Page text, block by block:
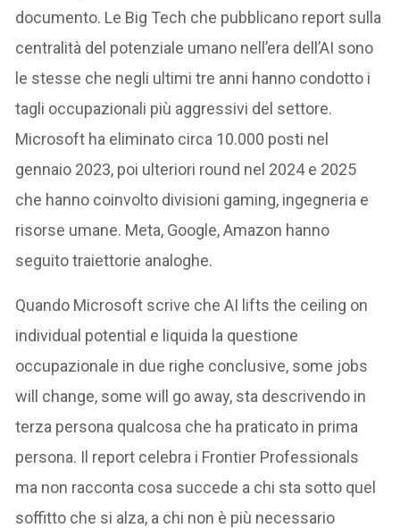
documento. Le Big Tech che pubblicano report sulla
centralità del potenziale umano nell’era dell’AI sono
le stesse che negli ultimi tre anni hanno condotto i
tagli occupazionali più aggressivi del settore.
Microsoft ha eliminato circa 10.000 posti nel
gennaio 2023, poi ulteriori round nel 2024 e 2025
che hanno coinvolto divisioni gaming, ingegneria e
risorse umane. Meta, Google, Amazon hanno
seguito traiettorie analoghe.
Quando Microsoft scrive che AI lifts the ceiling on
individual potential e liquida la questione
occupazionale in due righe conclusive, some jobs
will change, some will go away, sta descrivendo in
terza persona qualcosa che ha praticato in prima
persona. Il report celebra i Frontier Professionals
ma non racconta cosa succede a chi sta sotto quel
soffitto che si alza, a chi non è più necessario